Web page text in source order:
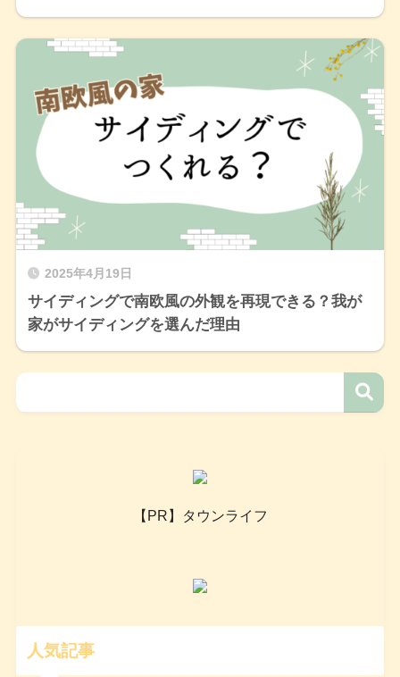
2025年4月19日
サイディングで南欧風の外観を再現できる？我が
家がサイディングを選んだ理由
【PR】タウンライフ
人気記事